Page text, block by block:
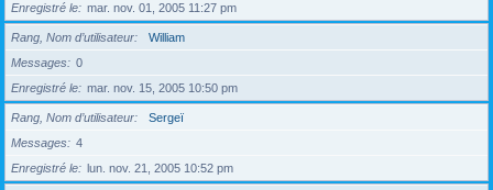
Enregistré le
mar. nov. 01, 2005 11:27 pm
Rang, Nom d’utilisateur
William
Messages
0
Enregistré le
mar. nov. 15, 2005 10:50 pm
Rang, Nom d’utilisateur
Sergeï
Messages
4
Enregistré le
lun. nov. 21, 2005 10:52 pm